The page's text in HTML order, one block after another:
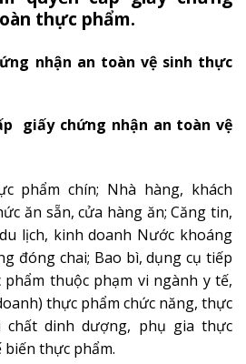
thực phẩm.
nhận an toàn vệ sinh thực
giấy chứng nhận an toàn vệ
phẩm chín; Nhà hàng, khách
ăn sẵn, cửa hàng ăn;Căng tin,
lịch, kinh doanh Nước khoáng
đóng chai; Bao bì, dụng cụ tiếp
thuộc phạm vi ngành y tế,
thực phẩm chức năng, thực
chất dinh dượng, phụ gia thực
thực phẩm.